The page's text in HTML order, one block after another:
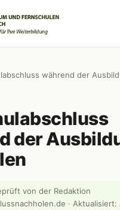
während der
der
von der Redaktion
· Aktualisiert: